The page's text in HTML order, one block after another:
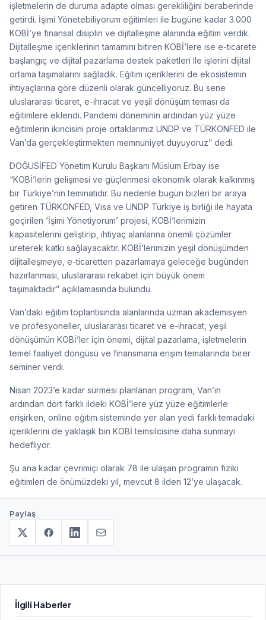
işletmelerin de duruma adapte olması gerekliliğini beraberinde
getirdi. İşimi Yönetebiliyorum eğitimleri ile bugüne kadar 3.000
KOBİ’ye finansal disiplin ve dijitalleşme alanında eğitim verdik.
Dijitalleşme içeriklerinin tamamını bitiren KOBİ’lere ise e-ticarete
başlangıç ve dijital pazarlama destek paketleri ile işlerini dijital
ortama taşımalarını sağladık. Eğitim içeriklerini de ekosistemin
ihtiyaçlarına göre düzenli olarak güncelliyoruz. Bu sene
uluslararası ticaret, e-ihracat ve yeşil dönüşüm teması da
eğitimlere eklendi. Pandemi döneminin ardından yüz yüze
eğitimlerin ikincisini proje ortaklarımız UNDP ve TÜRKONFED ile
Van’da gerçekleştirmekten memnuniyet duyuyoruz” dedi.
DOĞUSİFED Yönetim Kurulu Başkanı Müslüm Erbay ise
“KOBİ’lerin gelişmesi ve güçlenmesi ekonomik olarak kalkınmış
bir Türkiye’nin teminatıdır. Bu nedenle bugün bizleri bir araya
getiren TÜRKONFED, Visa ve UNDP Türkiye iş birliği ile hayata
geçirilen ‘İşimi Yönetiyorum’ projesi, KOBİ’lerimizin
kapasitelerini geliştirip, ihtiyaç alanlarına önemli çözümler
üreterek katkı sağlayacaktır. KOBİ’lerimizin yeşil dönüşümden
dijitalleşmeye, e-ticaretten pazarlamaya geleceğe bugünden
hazırlanması, uluslararası rekabet için büyük önem
taşımaktadır” açıklamasında bulundu.
Van’daki eğitim toplantısında alanlarında uzman akademisyen
ve profesyoneller, uluslararası ticaret ve e-ihracat, yeşil
dönüşümün KOBİ’ler için önemi, dijital pazarlama, işletmelerin
temel faaliyet döngüsü ve finansmana erişim temalarında birer
seminer verdi.
Nisan 2023’e kadar sürmesi planlanan program, Van’ın
ardından dört farklı ildeki KOBİ’lere yüz yüze eğitimlerle
erişirken, online eğitim sisteminde yer alan yedi farklı temadaki
içeriklerini de yaklaşık bin KOBİ temsilcisine daha sunmayı
hedefliyor.
Şu ana kadar çevrimiçi olarak 78 ile ulaşan programın fiziki
eğitimleri de önümüzdeki yıl, mevcut 8 ilden 12’ye ulaşacak.
Paylaş
İlgili Haberler